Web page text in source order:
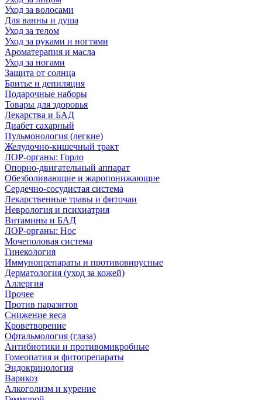
Уход за волосами
Для ванны и душа
Уход за телом
Уход за руками и ногтями
Ароматерапия и масла
Уход за ногами
Защита от солнца
Бритье и депиляция
Подарочные наборы
Товары для здоровья
Лекарства и БАД
Диабет сахарный
Пульмонология (легкие)
Желудочно-кишечный тракт
ЛОР-органы: Горло
Опорно-двигательный аппарат
Обезболивающие и жаропонижающие
Сердечно-сосудистая система
Лекарственные травы и фиточаи
Неврология и психиатрия
Витамины и БАД
ЛОР-органы: Нос
Мочеполовая система
Гинекология
Иммунопрепараты и противовирусные
Дерматология (уход за кожей)
Аллергия
Прочее
Против паразитов
Снижение веса
Кроветворение
Офтальмология (глаза)
Антибиотики и противомикробные
Гомеопатия и фитопрепараты
Эндокринология
Варикоз
Алкоголизм и курение